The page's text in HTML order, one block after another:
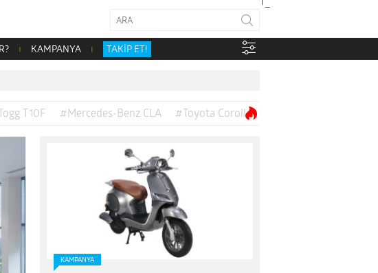
KAMPANYA TAKİP ET!
T10F #Mercedes-Benz CLA #Toyota Corolla
KAMPANYA